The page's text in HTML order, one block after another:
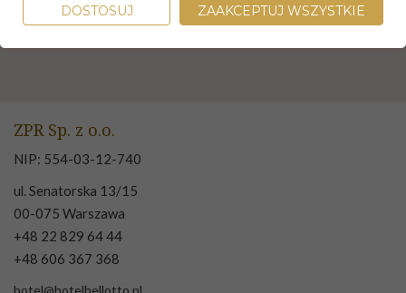
ZPR Sp. z o.o.
NIP: 554-03-12-740
ul. Senatorska 13/15
00-075 Warszawa
+48 22 829 64 44
+48 606 367 368
hotel@hotelbellotto.pl
DOSTOSUJ ZAAKCEPTUJ WSZYSTKIE